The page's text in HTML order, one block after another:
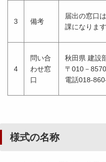
3 備考
届出の窓口
課になります
4
問い合
わせ窓
口
秋田県 建設
〒010－
電話018-
様式の名称